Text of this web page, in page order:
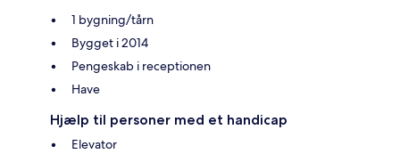
1 bygning/tårn
Bygget i 2014
Pengeskab i receptionen
Have
Hjælp til personer med et handicap
Elevator